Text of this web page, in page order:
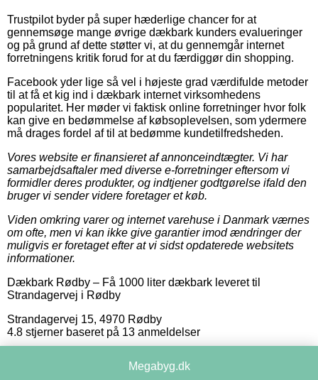
Trustpilot byder på super hæderlige chancer for at
gennemsøge mange øvrige dækbark kunders evalueringer
og på grund af dette støtter vi, at du gennemgår internet
forretningens kritik forud for at du færdiggør din shopping.
Facebook yder lige så vel i højeste grad værdifulde metoder
til at få et kig ind i dækbark internet virksomhedens
popularitet. Her møder vi faktisk online forretninger hvor folk
kan give en bedømmelse af købsoplevelsen, som ydermere
må drages fordel af til at bedømme kundetilfredsheden.
Vores website er finansieret af annonceindtægter. Vi har
samarbejdsaftaler med diverse e-forretninger eftersom vi
formidler deres produkter, og indtjener godtgørelse ifald den
bruger vi sender videre foretager et køb.
Viden omkring varer og internet varehuse i Danmark værnes
om ofte, men vi kan ikke give garantier imod ændringer der
muligvis er foretaget efter at vi sidst opdaterede websitets
informationer.
Dækbark Rødby – Få 1000 liter dækbark leveret til
Strandagervej i Rødby
Strandagervej 15, 4970 Rødby
4.8 stjerner baseret på 13 anmeldelser
Megabyg.dk